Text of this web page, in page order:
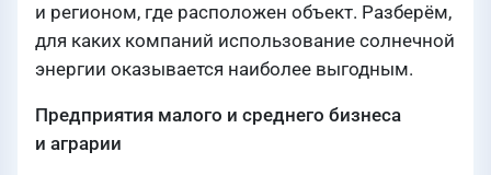
и регионом, где расположен объект. Разберём,
для каких компаний использование солнечной
энергии оказывается наиболее выгодным.
Предприятия малого и среднего бизнеса
и аграрии